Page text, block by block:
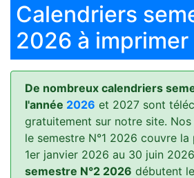
Calendriers
2026 à imprimer
De nombreux calendriers
l'année 2026 et 2027 sont
gratuitement sur notre site.
le semestre N°1 2026 couvre
1er janvier 2026 au 30 juin
semestre N°2 2026 débutent